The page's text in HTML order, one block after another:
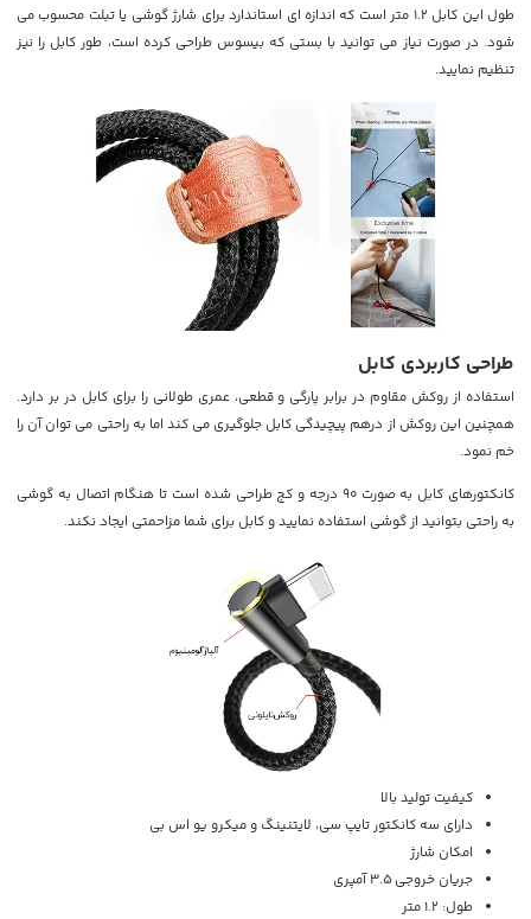
طول این کابل 1.2 متر است که اندازه ای استاندارد برای شارژ گوشی یا تبلت محسوب می
شود. در صورت نیاز می توانید با بستی که بیسوس طراحی کرده است، طور کابل را نیز
تنظیم نمایید.
طراحی کاربردی کابل
استفاده از روکش مقاوم در برابر پارگی و قطعی، عمری طولانی را برای کابل در بر دارد.
همچنین این روکش از درهم پیچیدگی کابل جلوگیری می کند اما به راحتی می توان آن را
خم نمود.
کانکتورهای کابل به صورت 90 درجه و کج طراحی شده است تا هنگام اتصال به گوشی
به راحتی بتوانید از گوشی استفاده نمایید و کابل برای شما مزاحمتی ایجاد نکند.
کیفیت تولید بالا
دارای سه کانکتور تایپ سی، لایتنینگ و میکرو یو اس بی
امکان شارژ
جریان خروجی 3.5 آمپری
طول: 1.2 متر